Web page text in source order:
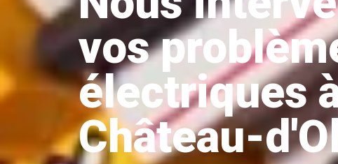
vos
électriques
Château-